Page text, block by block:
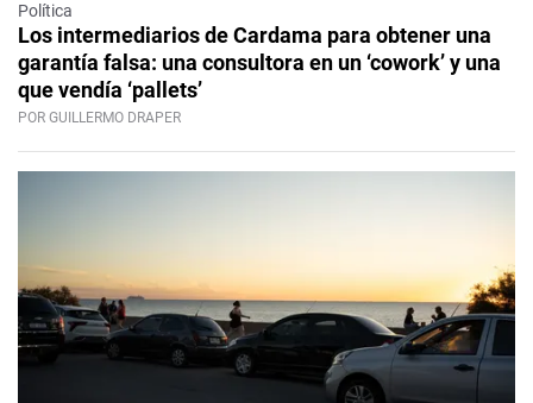
Política
Los intermediarios de Cardama para obtener una
garantía falsa: una consultora en un ‘cowork’ y una
que vendía ‘pallets’
POR GUILLERMO DRAPER